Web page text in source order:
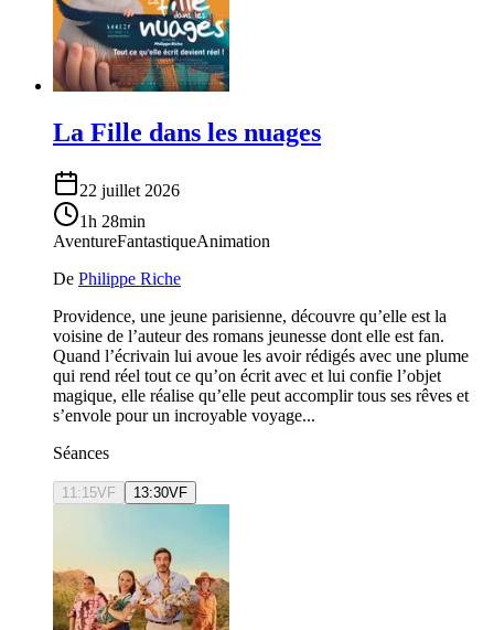
La Fille dans les nuages
22 juillet 2026
1h 28min
AventureFantastiqueAnimation
De Philippe Riche
Providence, une jeune parisienne, découvre qu’elle est la
voisine de l’auteur des romans jeunesse dont elle est fan.
Quand l’écrivain lui avoue les avoir rédigés avec une plume
qui rend réel tout ce qu’on écrit avec et lui confie l’objet
magique, elle réalise qu’elle peut accomplir tous ses rêves et
s’envole pour un incroyable voyage...
Séances
11:15VF 13:30VF